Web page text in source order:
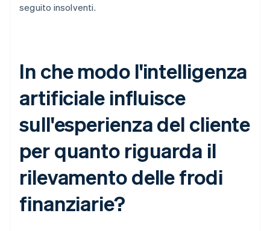
seguito insolventi.
In che modo l'intelligenza
artificiale influisce
sull'esperienza del cliente
per quanto riguarda il
rilevamento delle frodi
finanziarie?